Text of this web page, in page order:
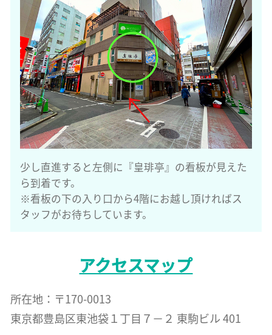
少し直進すると左側に『皇琲亭』の看板が見えた
ら到着です。
※看板の下の入り口から4階にお越し頂ければス
タッフがお待ちしています。
アクセスマップ
所在地：〒170-0013
東京都豊島区東池袋１丁目７−２ 東駒ビル 401